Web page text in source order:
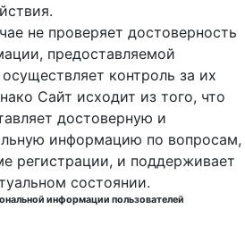
не проверяет достоверность
предоставляемой
контроль за их
Сайт исходит из того, что
достоверную и
информацию по вопросам,
регистрации, и поддерживает
состоянии.
информации пользователей